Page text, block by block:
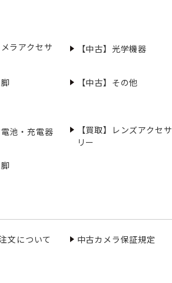
ラアクセサ 【中古】光学機器
【中古】その他
池・充電器
【買取】レンズアクセサ
リー
文について 中古カメラ保証規定